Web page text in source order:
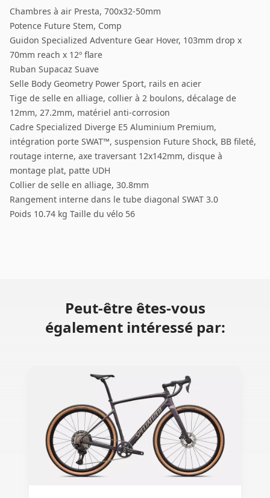
Chambres à air Presta, 700x32-50mm
Potence Future Stem, Comp
Guidon Specialized Adventure Gear Hover, 103mm drop x
70mm reach x 12º flare
Ruban Supacaz Suave
Selle Body Geometry Power Sport, rails en acier
Tige de selle en alliage, collier à 2 boulons, décalage de
12mm, 27.2mm, matériel anti-corrosion
Cadre Specialized Diverge E5 Aluminium Premium,
intégration porte SWAT™, suspension Future Shock, BB fileté,
routage interne, axe traversant 12x142mm, disque à
montage plat, patte UDH
Collier de selle en alliage, 30.8mm
Rangement interne dans le tube diagonal SWAT 3.0
Poids 10.74 kg Taille du vélo 56
Peut-être êtes-vous
également intéressé par: